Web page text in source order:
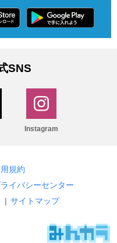
SNS
Instagram
規約
イバシーセンター
| サイトマップ